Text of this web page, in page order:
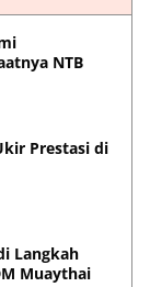
NTB
Prestasi di
Langkah
Muaythai